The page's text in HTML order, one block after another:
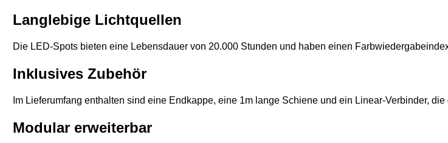
Langlebige Lichtquellen
Die LED-Spots bieten eine Lebensdauer von 20.000 Stunden und haben einen
Inklusives Zubehör
Im Lieferumfang enthalten sind eine Endkappe, eine 1m lange Schiene und ein Linear-Verbinder,
Modular erweiterbar